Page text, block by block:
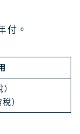
付。
）